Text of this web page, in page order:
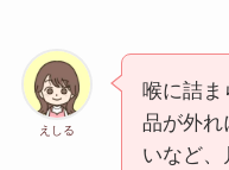
えしる
喉に詰ま
品が外れ
いなど、